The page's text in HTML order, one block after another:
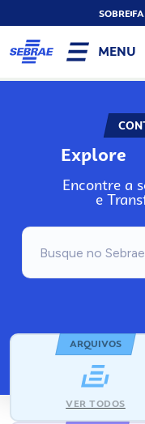
SOBRE
MENU
Explore
Encontre a
e
ARQUIVOS
VER TODOS